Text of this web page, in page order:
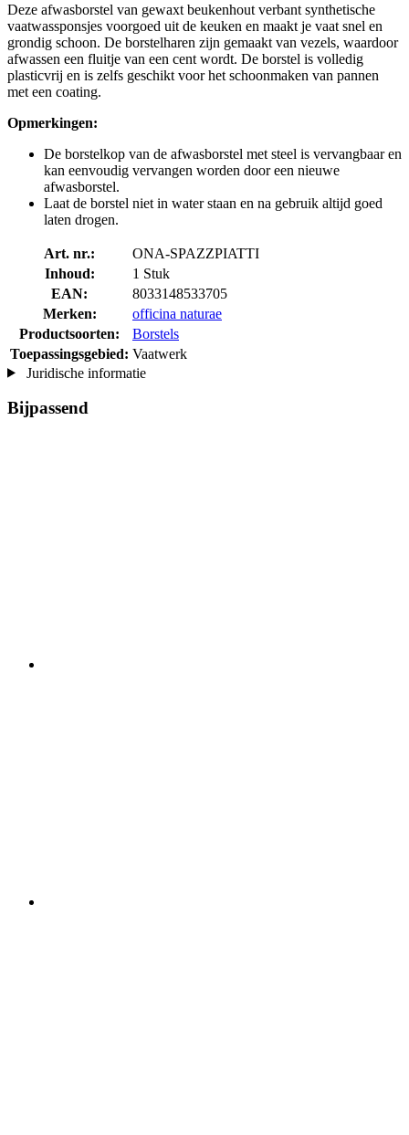
Deze afwasborstel van gewaxt beukenhout verbant synthetische
vaatwassponsjes voorgoed uit de keuken en maakt je vaat snel en
grondig schoon. De borstelharen zijn gemaakt van vezels, waardoor
afwassen een fluitje van een cent wordt. De borstel is volledig
plasticvrij en is zelfs geschikt voor het schoonmaken van pannen
met een coating.
Opmerkingen:
De borstelkop van de afwasborstel met steel is vervangbaar en
kan eenvoudig vervangen worden door een nieuwe
afwasborstel.
Laat de borstel niet in water staan en na gebruik altijd goed
laten drogen.
Art. nr.:
ONA-SPAZZPIATTI
Inhoud:
1 Stuk
EAN:
8033148533705
Merken:
officina naturae
Productsoorten:
Borstels
Toepassingsgebied: Vaatwerk
Juridische informatie
Bijpassend